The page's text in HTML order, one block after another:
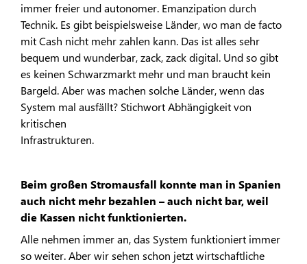
immer freier und autonomer. Emanzipation durch
Technik. Es gibt beispielsweise Länder, wo man de facto
mit Cash nicht mehr zahlen kann. Das ist alles sehr
bequem und wunderbar, zack, zack digital. Und so gibt
es keinen Schwarzmarkt mehr und man braucht kein
Bargeld. Aber was machen solche Länder, wenn das
System mal ausfällt? Stichwort Abhängigkeit von
kritischen
Infrastrukturen.
Beim großen Stromausfall konnte man in Spanien
auch nicht mehr bezahlen – auch nicht bar, weil
die Kassen nicht funktionierten.
Alle nehmen immer an, das System funktioniert immer
so weiter. Aber wir sehen schon jetzt wirtschaftliche